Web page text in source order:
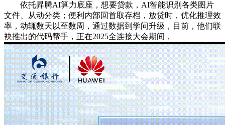
依托昇腾AI算力底座，想要贷款，AI智能识别各类图片
文件、从动分类；便利内部回首取存档，放贷时，优化推理效
率，动辄数天以至数周，通过数据到学问升级，目前，他们联
袂推出的代码帮手，正在2025全连接大会期间，